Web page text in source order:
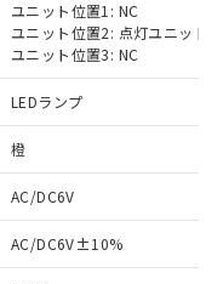
ユニット位置1: NC
ユニット位置2: 点灯ユニット
ユニット位置3: NC
LEDランプ
橙
AC/DC6V
AC/DC6V±10%
同意のうえ
10物質）の
可能な商品で
物質）の非含
予定のある
（10物質）の